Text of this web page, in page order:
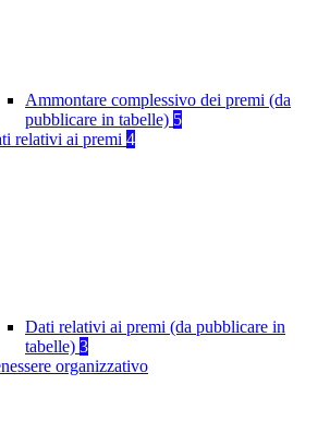
Ammontare complessivo dei premi (da
pubblicare in tabelle) 5
relativi ai premi 4
Dati relativi ai premi (da pubblicare in
tabelle) 3
organizzativo